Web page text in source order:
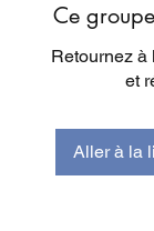
Ce
Retournez à
et
Aller à la